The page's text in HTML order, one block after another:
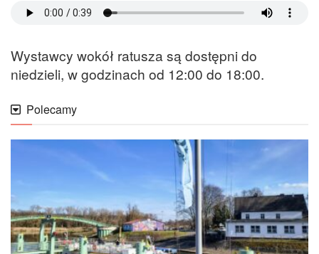
Wystawcy wokół ratusza są dostępni do
niedzieli, w godzinach od 12:00 do 18:00.
Polecamy